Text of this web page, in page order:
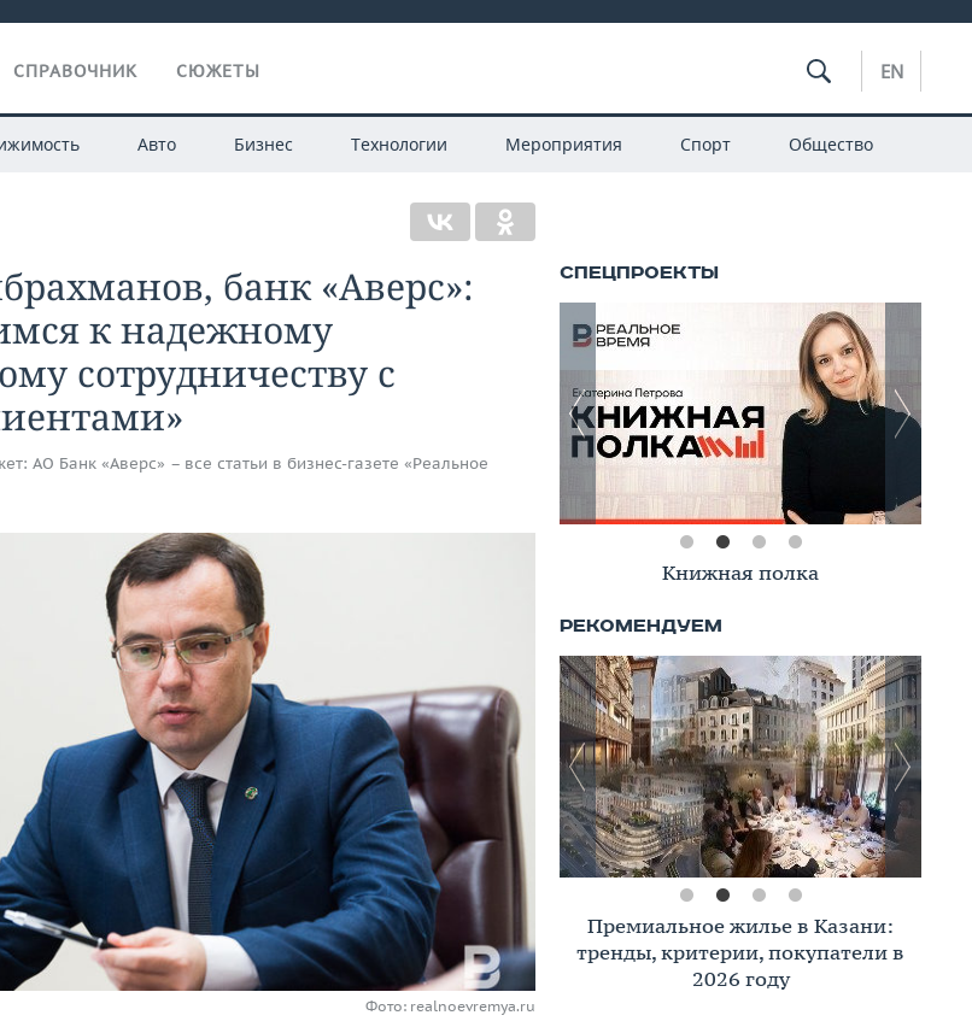
СПРАВОЧНИК СЮЖЕТЫ EN
Авто Бизнес Технологии Мероприятия Спорт Общество
банк «Аверс»:
к надежному
сотрудничеству с
АО Банк «Аверс» – все статьи в бизнес-газете «Реальное
Фото: realnoevremya.ru
Книжная полка
Премиальное жилье в Казани:
тренды, критерии, покупатели в
2026 году